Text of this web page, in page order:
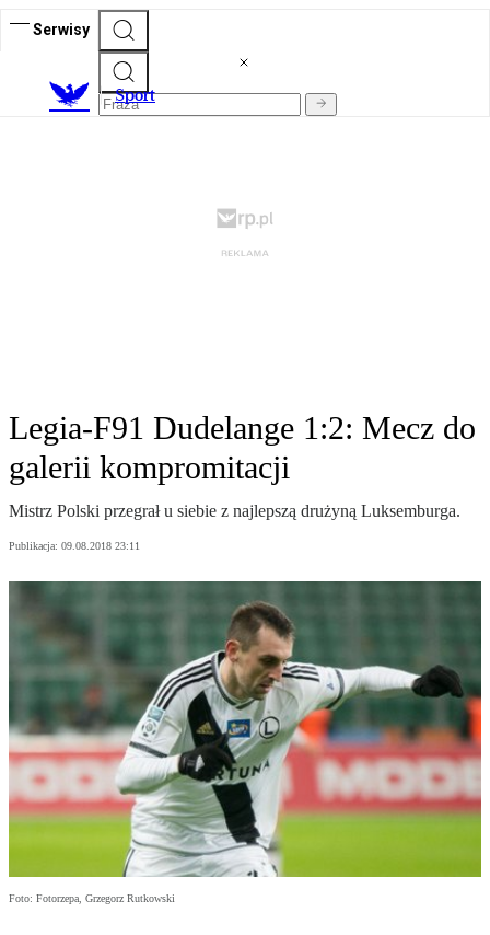
Serwisy
Sport
Legia-F91 Dudelange 1:2: Mecz do
galerii kompromitacji
Mistrz Polski przegrał u siebie z najlepszą drużyną Luksemburga.
Publikacja: 09.08.2018 23:11
Foto: Fotorzepa, Grzegorz Rutkowski